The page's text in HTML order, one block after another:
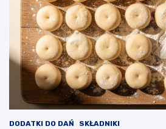
DODATKI DO DAŃ SKŁADNIKI